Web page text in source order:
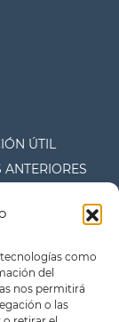
como
del
nos permitirá
o las
ÚTIL
ANTERIORES